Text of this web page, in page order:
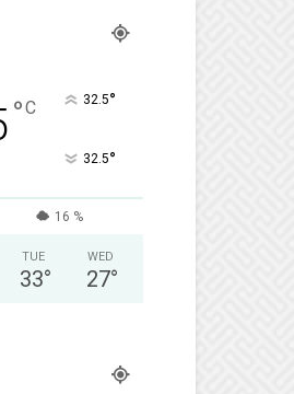
°C 32.5°
32.5°
16 %
TUE
33°
WED
27°